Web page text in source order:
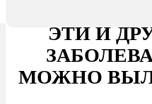
ЭТИ И
МОЖНО